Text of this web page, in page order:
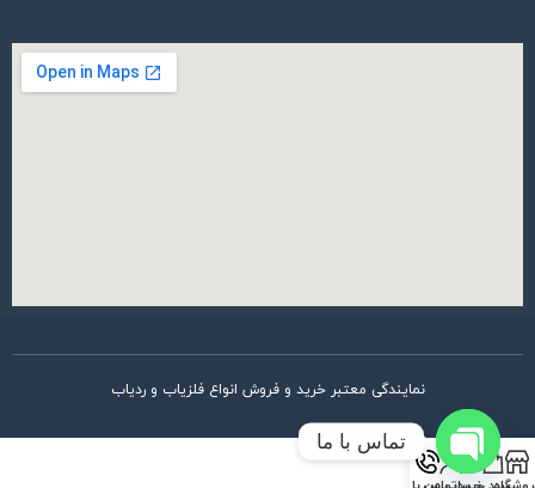
نمایندگی معتبر خرید و فروش انواع فلزیاب و ردیاب
تماس با ما